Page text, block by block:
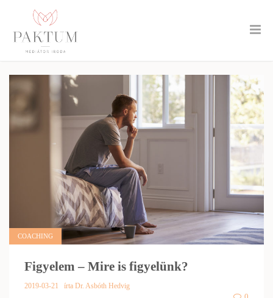
COACHING
Figyelem – Mire is figyelünk?
2019-03-21 írta Dr. Asbóth Hedvig